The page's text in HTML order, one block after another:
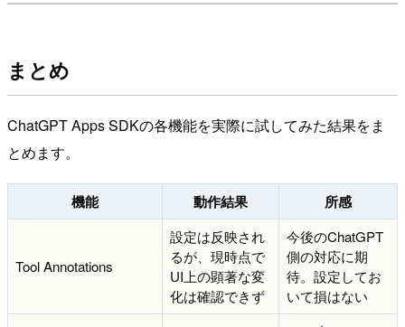
まとめ
ChatGPT Apps SDKの各機能を実際に試してみた結果をま
とめます。
機能 動作結果 所感
Tool Annotations
設定は反映され
るが、現時点で
UI上の顕著な変
化は確認できず
今後のChatGPT
側の対応に期
待。設定してお
いて損はない